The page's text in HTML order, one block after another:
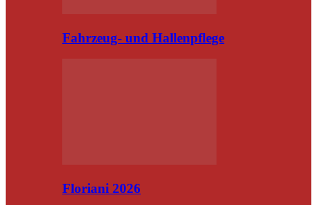
Fahrzeug- und Hallenpflege
Floriani 2026